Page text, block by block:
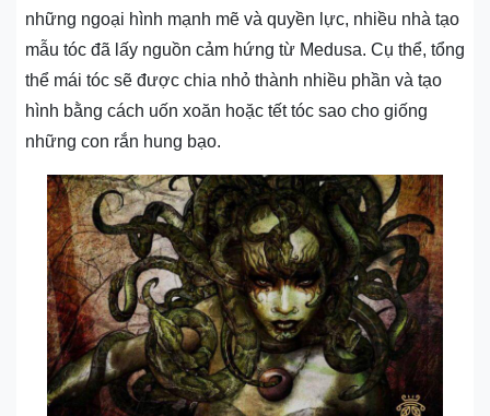
những ngoại hình mạnh mẽ và quyền lực, nhiều nhà tạo
mẫu tóc đã lấy nguồn cảm hứng từ Medusa. Cụ thể, tổng
thể mái tóc sẽ được chia nhỏ thành nhiều phần và tạo
hình bằng cách uốn xoăn hoặc tết tóc sao cho giống
những con rắn hung bạo.